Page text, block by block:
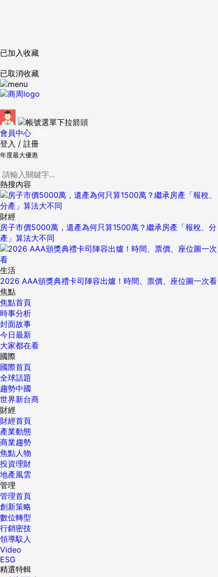
已加入收藏
已取消收藏
會員中心
登入 / 註冊
年度最大優惠
熱搜內容
財經
房子市價5000萬，遺產為何只算1500萬？繼承房產「報稅、分
產」算法大不同
生活
2026 AAA頒獎典禮卡司陣容出爐！時間、票價、座位圖一次看
焦點
焦點首頁
時事分析
封面故事
今日最新
大家都在看
國際
國際首頁
全球話題
趨勢中國
世界新台商
財經
財經首頁
產業動態
商業趨勢
焦點人物
投資理財
地產風雲
管理
管理首頁
創新策略
數位轉型
行銷密技
領導馭人
Video
ESG
精選特輯